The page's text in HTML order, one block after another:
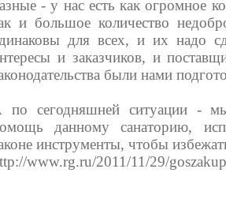
- у нас есть как огромное
и большое количество
для всех, и их надо
и заказчиков, и
были нами
по сегодняшней ситуации - мы
данному санаторию,
инструменты, чтобы
www.rg.ru/2011/11/29/